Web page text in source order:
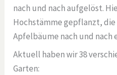
nach und nach aufgelöst.
Hochstämme gepflanzt,
Apfelbäume nach und nach
Aktuell haben wir 38
Garten: